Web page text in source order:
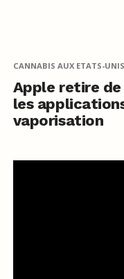
CANNABIS AUX ETATS-UNIS
Apple retire
les
vaporisation